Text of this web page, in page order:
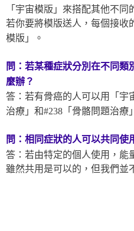
「宇宙模版」來搭配其他不同
若你要將模版送人，每個接收
模版」。
問：若某種症狀分別在不同
麼辦？
答：若有骨癌的人可以用「宇
治療」和#238「骨骼問題治療
問：相同症狀的人可以共同使
答：若由特定的個人使用，能
雖然共用是可以的，但我們並